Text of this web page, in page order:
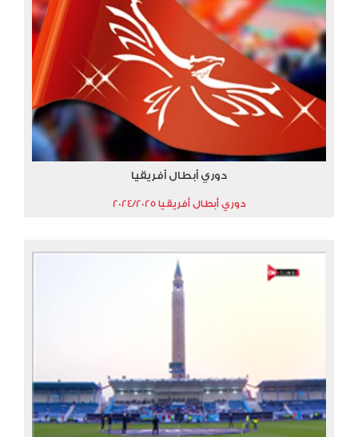
دوري أبطال أفريقيا
دوري أبطال أفريقيا 2024/2025